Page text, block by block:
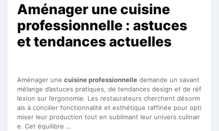
Aménager une cuisine
professionnelle : astuces
et tendances actuelles
Aménager une cuisine professionnelle demande un savant
mélange d’astuces pratiques, de tendances design et de réf
lexion sur l’ergonomie. Les restaurateurs cherchent désorm
ais à concilier fonctionnalité et esthétique raffinée pour opti
miser leur production tout en sublimant leur univers culinair
e. Cet équilibre …